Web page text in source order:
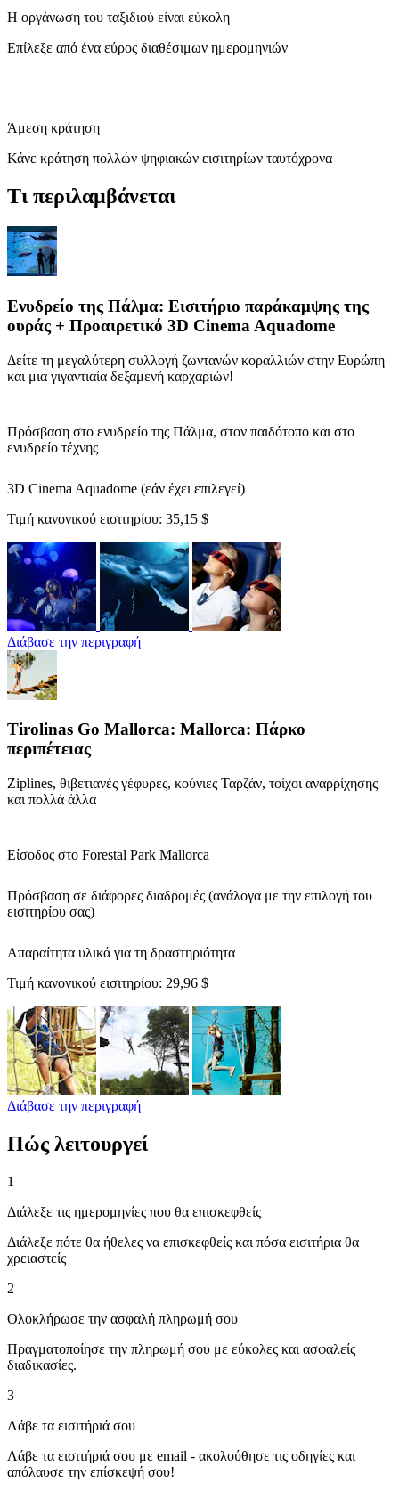
Η οργάνωση του ταξιδιού είναι εύκολη
Επίλεξε από ένα εύρος διαθέσιμων ημερομηνιών
Άμεση κράτηση
Κάνε κράτηση πολλών ψηφιακών εισιτηρίων ταυτόχρονα
Τι περιλαμβάνεται
Ενυδρείο της Πάλμα: Εισιτήριο παράκαμψης της
ουράς + Προαιρετικό 3D Cinema Aquadome
Δείτε τη μεγαλύτερη συλλογή ζωντανών κοραλλιών στην Ευρώπη
και μια γιγαντιαία δεξαμενή καρχαριών!
Πρόσβαση στο ενυδρείο της Πάλμα, στον παιδότοπο και στο
ενυδρείο τέχνης
3D Cinema Aquadome (εάν έχει επιλεγεί)
Τιμή κανονικού εισιτηρίου: 35,15 $
Διάβασε την περιγραφή
Tirolinas Go Mallorca: Mallorca: Πάρκο
περιπέτειας
Ziplines, θιβετιανές γέφυρες, κούνιες Ταρζάν, τοίχοι αναρρίχησης
και πολλά άλλα
Είσοδος στο Forestal Park Mallorca
Πρόσβαση σε διάφορες διαδρομές (ανάλογα με την επιλογή του
εισιτηρίου σας)
Απαραίτητα υλικά για τη δραστηριότητα
Τιμή κανονικού εισιτηρίου: 29,96 $
Διάβασε την περιγραφή
Πώς λειτουργεί
1
Διάλεξε τις ημερομηνίες που θα επισκεφθείς
Διάλεξε πότε θα ήθελες να επισκεφθείς και πόσα εισιτήρια θα
χρειαστείς
2
Ολοκλήρωσε την ασφαλή πληρωμή σου
Πραγματοποίησε την πληρωμή σου με εύκολες και ασφαλείς
διαδικασίες.
3
Λάβε τα εισιτήριά σου
Λάβε τα εισιτήριά σου με email - ακολούθησε τις οδηγίες και
απόλαυσε την επίσκεψή σου!